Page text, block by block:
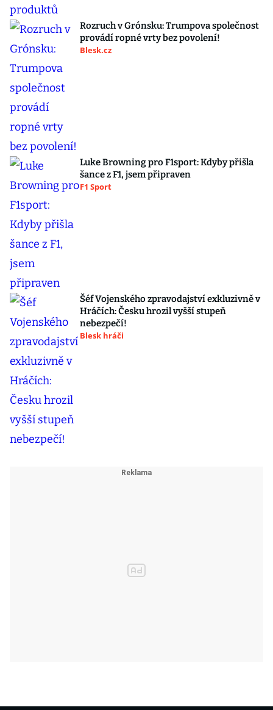
Rozruch v Grónsku: Trumpova společnost
provádí ropné vrty bez povolení!
Blesk.cz
Luke Browning pro F1sport: Kdyby přišla
šance z F1, jsem připraven
F1 Sport
Šéf Vojenského zpravodajství exkluzivně v
Hráčích: Česku hrozil vyšší stupeň
nebezpečí!
Blesk hráči